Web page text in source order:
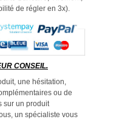
de régler en 3x).
CONSEIL.
une hésitation,
ou de
sur un produit
un spécialiste vous